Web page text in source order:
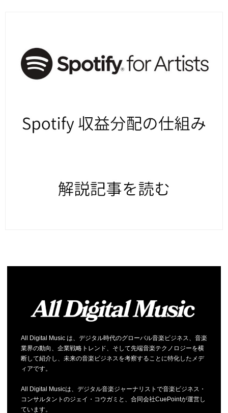
All Digital Music は、デジタル時代のグローバル音楽ビジネス、音楽
業界の動向、企業戦略トレンド、そして先端音楽テクノロジーを横
断して紹介し、未来の音楽ビジネスを考察することに特化したメデ
ィアです。
All Digital Musicは、デジタル音楽ジャーナリストで音楽ビジネス・
コンサルタントのジェイ・コウガミと、合同会社CuePointが運営し
ています。